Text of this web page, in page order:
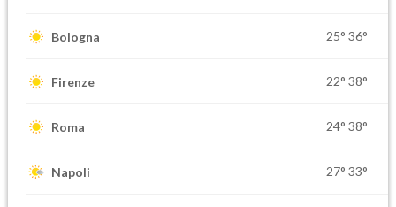
Bologna 25° 36°
Firenze 22° 38°
Roma 24° 38°
Napoli 27° 33°